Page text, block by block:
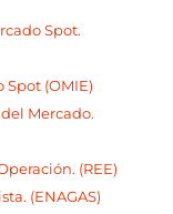
Spot.
(OMIE)
Mercado.
(REE)
(ENAGAS)